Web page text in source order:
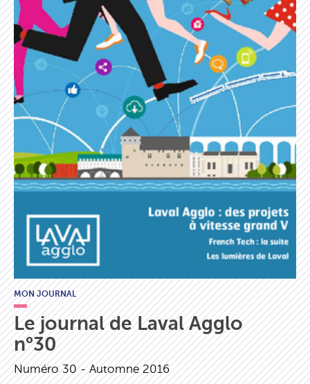
MON JOURNAL
Le journal de Laval Agglo
n°30
Numéro 30 - Automne 2016